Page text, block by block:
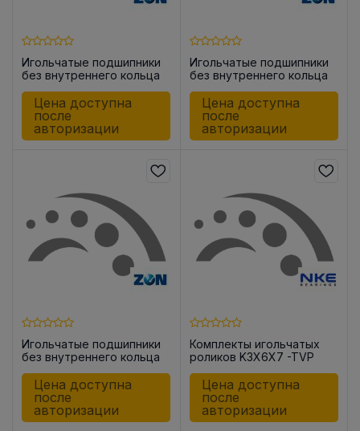
Игольчатые подшипники
без внутреннего кольца
Цена доступна
после
авторизации
Игольчатые подшипники
без внутреннего кольца
Цена доступна
после
авторизации
Игольчатые подшипники
без внутреннего кольца
HK2216 -OH
Цена доступна
после
авторизации
Комплекты игольчатых
роликов K3X6X7 -TVP
Цена доступна
после
авторизации